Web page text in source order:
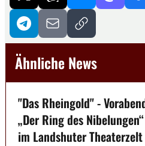
Ähnliche News
"Das Rheingold" -
„Der Ring des
im Landshuter Theaterzelt